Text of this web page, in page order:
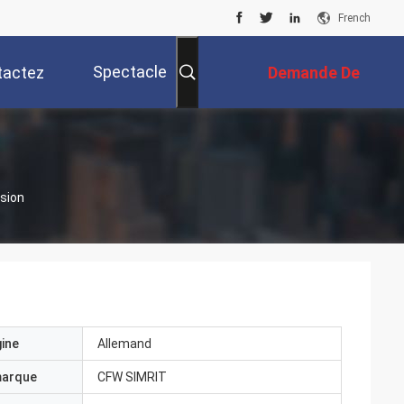
French
Spectacle Demande De
Soumission
Allemand
CFW SIMRIT